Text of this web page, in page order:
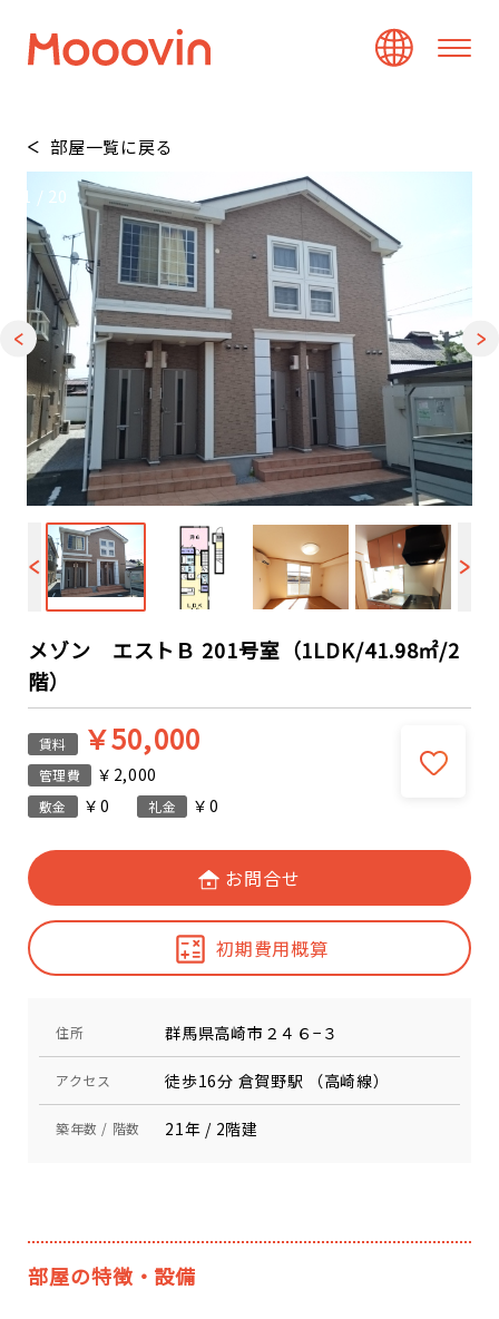
部屋一覧に戻る
1 / 20
メゾン エストＢ 201号室（1LDK/41.98㎡/2
階）
賃料 ￥50,000
管理費 ￥2,000
敷金 ￥0 礼金 ￥0
お問合せ
初期費用概算
住所 群馬県高崎市２４６−３
アクセス 徒歩16分 倉賀野駅 （高崎線）
築年数 / 階数 21年 / 2階建
部屋の特徴・設備